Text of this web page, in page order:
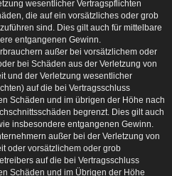
wesentlicher Vertragspflichten
die auf ein vorsätzliches oder grob
sind. Dies gilt auch für mittelbare
entgangenen Gewinn.
außer bei vorsätzlichem oder
bei Schäden aus der Verletzung von
und der Verletzung wesentlicher
auf die bei Vertragsschluss
Schäden und im übrigen der Höhe nach
begrenzt. Dies gilt auch
insbesondere entgangenen Gewinn.
außer bei der Verletzung von
oder vorsätzlichem oder grob
auf die bei Vertragsschluss
Schäden und im Übrigen der Höhe